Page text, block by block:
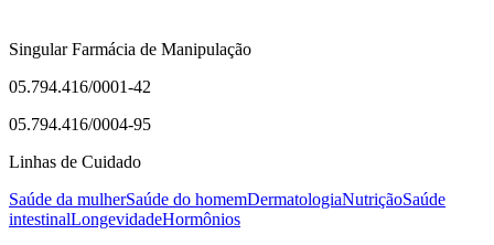
Singular Farmácia de Manipulação
05.794.416/0001-42
05.794.416/0004-95
Linhas de Cuidado
Saúde da mulherSaúde do homemDermatologiaNutriçãoSaúde
intestinalLongevidadeHormônios